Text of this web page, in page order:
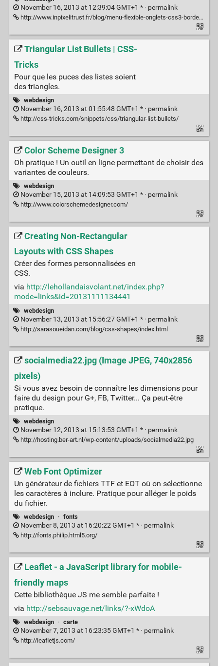
November 16, 2013 at 12:39:04 GMT+1 * · permalink
http://www.inpixelitrust.fr/blog/menu-flexible-onglets-css3-border-image/
Triangular List Bullets | CSS-
Tricks
Pour que les puces des listes soient
des triangles.
webdesign
November 16, 2013 at 01:55:48 GMT+1 * · permalink
http://css-tricks.com/snippets/css/triangular-list-bullets/
Color Scheme Designer 3
Oh pratique ! Un outil en ligne permettant de choisir des
variantes de couleurs.
webdesign
November 15, 2013 at 14:09:53 GMT+1 * · permalink
http://www.colorschemedesigner.com/
Creating Non-Rectangular
Layouts with CSS Shapes
Créer des formes personnalisées en
CSS.
via http://lehollandaisvolant.net/index.php?
mode=links&id=20131111134441
webdesign
November 13, 2013 at 15:56:27 GMT+1 * · permalink
http://sarasoueidan.com/blog/css-shapes/index.html
socialmedia22.jpg (Image JPEG, 740x2856
pixels)
Si vous avez besoin de connaître les dimensions pour
faire du design pour G+, FB, Twitter... Ça peut-être
pratique.
webdesign
November 12, 2013 at 15:13:53 GMT+1 * · permalink
http://hosting.ber-art.nl/wp-content/uploads/socialmedia22.jpg
Web Font Optimizer
Un générateur de fichiers TTF et EOT où on sélectionne
les caractères à inclure. Pratique pour alléger le poids
du fichier.
webdesign · fonts
November 8, 2013 at 16:20:22 GMT+1 * · permalink
http://fonts.philip.html5.org/
Leaflet - a JavaScript library for mobile-
friendly maps
Cette bibliothèque JS me semble parfaite !
via http://sebsauvage.net/links/?-xWdoA
webdesign · carte
November 7, 2013 at 16:23:35 GMT+1 * · permalink
http://leafletjs.com/